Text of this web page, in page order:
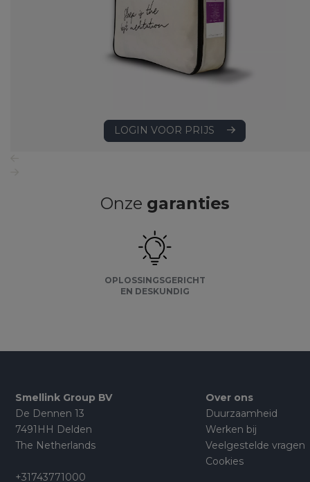
LOGIN VOOR PRIJS
Onze garanties
OPLOSSINGSGERICHT
EN DESKUNDIG
Smellink Group BV
De Dennen 13
7491HH Delden
The Netherlands
+31743771000
Over ons
Duurzaamheid
Werken bij
Veelgestelde vragen
Cookies